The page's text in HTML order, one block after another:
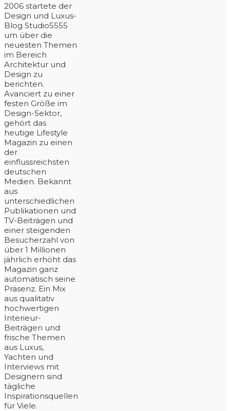
2006 startete der
Design und Luxus-
Blog Studio5555
um über die
neuesten Themen
im Bereich
Architektur und
Design zu
berichten.
Avanciert zu einer
festen Größe im
Design-Sektor,
gehört das
heutige Lifestyle
Magazin zu einen
der
einflussreichsten
deutschen
Medien. Bekannt
aus
unterschiedlichen
Publikationen und
TV-Beiträgen und
einer steigenden
Besucherzahl von
über 1 Millionen
jährlich erhöht das
Magazin ganz
automatisch seine
Präsenz. Ein Mix
aus qualitativ
hochwertigen
Interieur-
Beiträgen und
frische Themen
aus Luxus,
Yachten und
Interviews mit
Designern sind
tägliche
Inspirationsquellen
für Viele.